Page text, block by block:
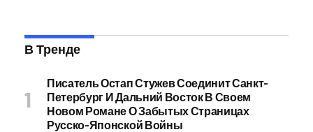
В Тренде
Писатель Остап Стужев Соединит Санкт-
Петербург И Дальний Восток В Своем
Новом Романе О Забытых Страницах
Русско-Японской Войны